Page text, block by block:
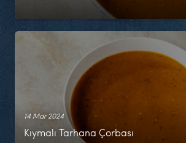
14 Mar 2024
Kıymalı Tarhana Çorbası